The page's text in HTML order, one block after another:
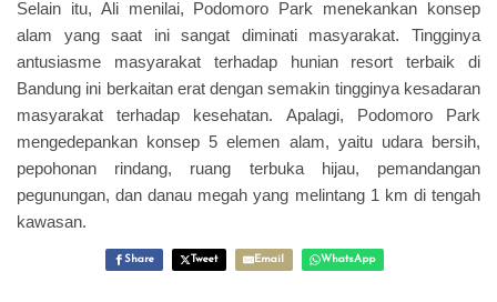
Selain itu, Ali menilai, Podomoro Park menekankan konsep
alam yang saat ini sangat diminati masyarakat. Tingginya
antusiasme masyarakat terhadap hunian resort terbaik di
Bandung ini berkaitan erat dengan semakin tingginya kesadaran
masyarakat terhadap kesehatan. Apalagi, Podomoro Park
mengedepankan konsep 5 elemen alam, yaitu udara bersih,
pepohonan rindang, ruang terbuka hijau, pemandangan
pegunungan, dan danau megah yang melintang 1 km di tengah
kawasan.
Share Tweet Email WhatsApp